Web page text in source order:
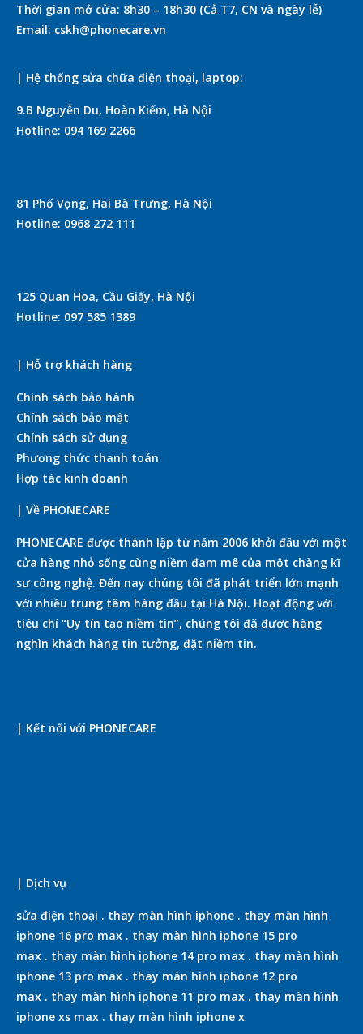
Thời gian mở cửa: 8h30 – 18h30 (Cả T7, CN và ngày lễ)
Email: cskh@phonecare.vn
| Hệ thống sửa chữa điện thoại, laptop:
9.B Nguyễn Du, Hoàn Kiếm, Hà Nội
Hotline: 094 169 2266
81 Phố Vọng, Hai Bà Trưng, Hà Nội
Hotline: 0968 272 111
125 Quan Hoa, Cầu Giấy, Hà Nội
Hotline: 097 585 1389
| Hỗ trợ khách hàng
Chính sách bảo hành
Chính sách bảo mật
Chính sách sử dụng
Phương thức thanh toán
Hợp tác kinh doanh
| Về PHONECARE
PHONECARE được thành lập từ năm 2006 khởi đầu với một
cửa hàng nhỏ sống cùng niềm đam mê của một chàng kĩ
sư công nghệ. Đến nay chúng tôi đã phát triển lớn mạnh
với nhiều trung tâm hàng đầu tại Hà Nội. Hoạt động với
tiêu chí “Uy tín tạo niềm tin”, chúng tôi đã được hàng
nghìn khách hàng tin tưởng, đặt niềm tin.
| Kết nối với PHONECARE
| Dịch vụ
sửa điện thoại . thay màn hình iphone . thay màn hình
iphone 16 pro max . thay màn hình iphone 15 pro
max . thay màn hình iphone 14 pro max . thay màn hình
iphone 13 pro max . thay màn hình iphone 12 pro
max . thay màn hình iphone 11 pro max . thay màn hình
iphone xs max . thay màn hình iphone x